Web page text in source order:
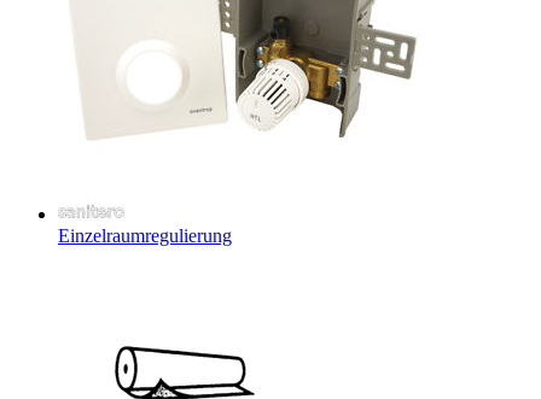
Einzelraumregulierung